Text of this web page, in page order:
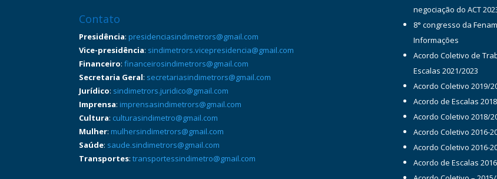
Contato
Presidência: presidenciasindimetrors@gmail.com
Vice-presidência: sindimetrors.vicepresidencia@gmail.com
Financeiro:financeirosindimetrors@gmail.com
Secretaria Geral: secretariasindimetrors@gmail.com
Jurídico: sindimetrors.juridico@gmail.com
Imprensa: imprensasindimetrors@gmail.com
Cultura: culturasindimetro@gmail.com
Mulher: mulhersindimetrors@gmail.com
Saúde: saude.sindimetrors@gmail.com
Transportes:transportessindimetro@gmail.com
negociação do ACT
8° congresso da
Informações
Acordo Coletivo de
Escalas 2021/2023
Acordo Coletivo 2019/
Acordo de Escalas
Acordo Coletivo 2018/
Acordo Coletivo 2016-
Acordo Coletivo 2016-
Acordo de Escalas